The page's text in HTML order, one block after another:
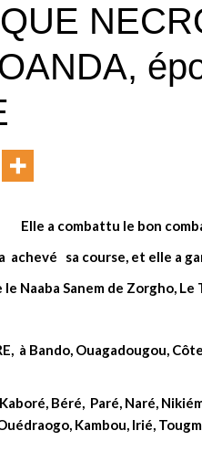
Elle a combattu le bon
achevé sa course, et elle a
Naaba Sanem de Zorgho, Le
à Bando, Ouagadougou,
Béré, Paré, Naré,
Kambou, Irié,